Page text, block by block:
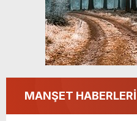
MANŞET HABERLERİ